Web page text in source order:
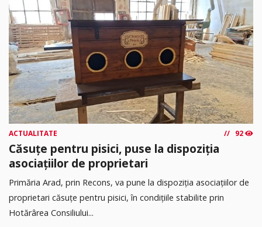
ACTUALITATE 92
Căsuțe pentru pisici, puse la dispoziția
asociațiilor de proprietari
Primăria Arad, prin Recons, va pune la dispoziția asociațiilor de
proprietari căsuțe pentru pisici, în condițiile stabilite prin
Hotărârea Consiliului...